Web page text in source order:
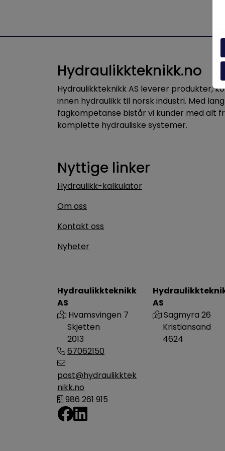
Hydraulikkteknikk
AS
Hvamsvingen 7
Skjetten
2013
67062150
post@hydraulikktek
nikk.no
986 261 915
Hydraulikkteknikk.no
Hydraulikkteknikk AS leverer produkter,
innen hydraulikk til norsk industri. Med
fagkompetanse bistår vi kunder med alt
komplette hydrauliske systemer.
Nyttige linker
Hydraulikk-kalkulator
Om oss
Kontakt oss
Nyheter
AS
Sagmyra 26
Kristiansand
4624